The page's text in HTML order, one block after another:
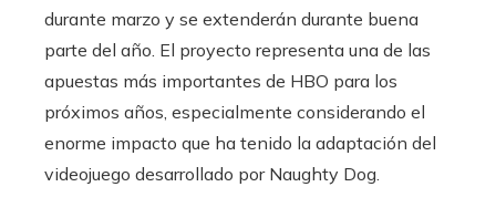
durante marzo y se extenderán durante buena
parte del año. El proyecto representa una de las
apuestas más importantes de HBO para los
próximos años, especialmente considerando el
enorme impacto que ha tenido la adaptación del
videojuego desarrollado por Naughty Dog.